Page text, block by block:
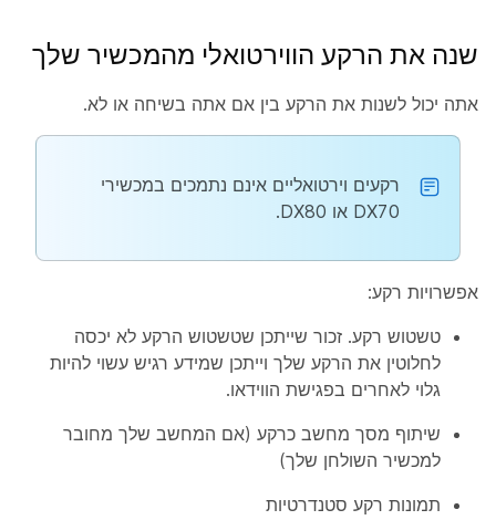
שנה את הרקע הווירטואלי מהמכשיר שלך
אתה יכול לשנות את הרקע בין אם אתה בשיחה או לא.
רקעים וירטואליים אינם נתמכים במכשירי
DX70 או DX80.
אפשרויות רקע:
טשטוש רקע. זכור שייתכן שטשטוש הרקע לא יכסה
לחלוטין את הרקע שלך וייתכן שמידע רגיש עשוי להיות
גלוי לאחרים בפגישת הווידאו.
שיתוף מסך מחשב כרקע (אם המחשב שלך מחובר
למכשיר השולחן שלך)
תמונות רקע סטנדרטיות